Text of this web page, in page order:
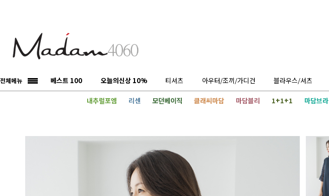
전체메뉴 베스트 100 오늘의신상 10% 티셔츠 아우터/조끼/가디건 블라우스/셔츠
내추럴포엠 리센 모던베이직 클래씨마담 마담블리 1+1+1 마담브라